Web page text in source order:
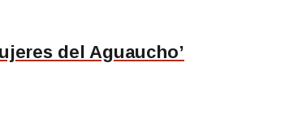
del Aguaucho’